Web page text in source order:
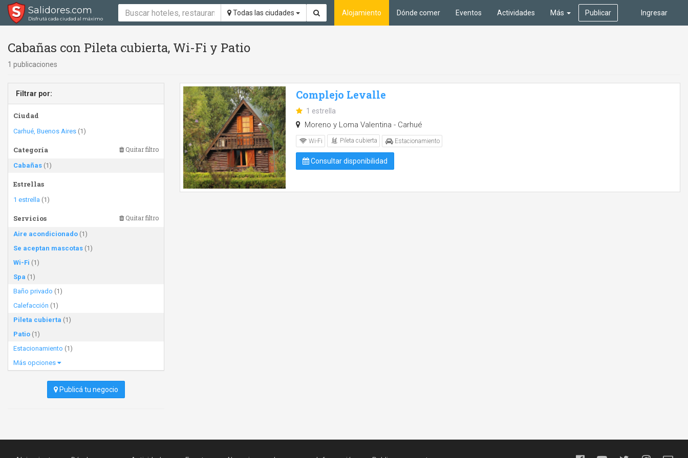
Salidores.com
Disfrutá cada ciudad al máximo
Todas las ciudades Ingresar
Alojamiento Dónde comer Eventos Actividades Más Publicar
Cabañas con Pileta cubierta, Wi-Fi y Patio
1 publicaciones
Filtrar por:
Ciudad
Carhué, Buenos Aires (1)
Categoría Quitar filtro
Cabañas (1)
Estrellas
1 estrella (1)
Servicios Quitar filtro
Aire acondicionado (1)
Se aceptan mascotas (1)
Wi-Fi (1)
Spa (1)
Baño privado (1)
Calefacción (1)
Pileta cubierta (1)
Patio (1)
Estacionamiento (1)
Más opciones
Publicá tu negocio
Complejo Levalle
1 estrella
Moreno y Loma Valentina - Carhué
Wi-Fi Pileta cubierta Estacionamiento
Consultar disponibilidad